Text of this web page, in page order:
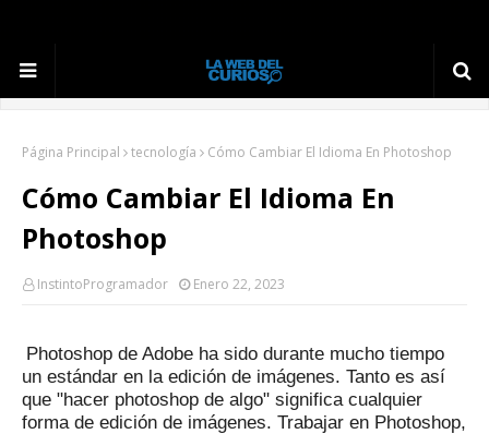
Página Principal tecnología Cómo Cambiar El Idioma En Photoshop
Cómo Cambiar El Idioma En
Photoshop
InstintoProgramador Enero 22, 2023
Photoshop de Adobe ha sido durante mucho tiempo
un estándar en la edición de imágenes. Tanto es así
que "hacer photoshop de algo" significa cualquier
forma de edición de imágenes. Trabajar en Photoshop,